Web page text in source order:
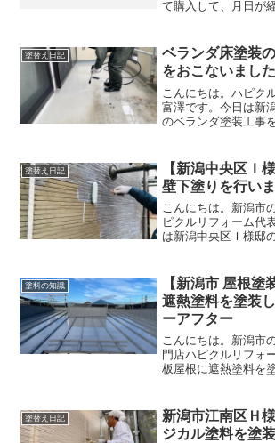
て購入して、月日が
ございます！
塗替え日記
ベランダ床塗装
をおこないました
こんにちは。ハピク
富澤です。今日は新
のベランダ塗装工事
上に塗装してもすぐ
で、塗装前にしっか
塗替え日記
【新潟中央区Ｉ
壁下塗りを行い
こんにちは。新潟市
ピクルリフォーム代
は新潟中央区Ｉ様邸
態です。しかし幸い
食がないため塗装が
塗料の知識
【新潟市 屋根塗
遮熱塗料を塗装
ーアフター
こんにちは。新潟市
門店ハピクルリフォ
板屋根に遮熱塗料を
が出ている状態でし
たので今後錆が広が
塗替え日記
新潟市江南区Ｈ
ジカル塗料を塗